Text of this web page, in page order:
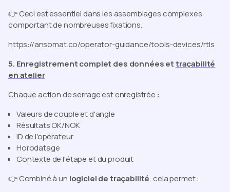
👉 Ceci est essentiel dans les assemblages complexes
comportant de nombreuses fixations.
https://ansomat.co/operator-guidance/tools-devices/rtls
5. Enregistrement complet des données ettraçabilité
en atelier
Chaque action de serrage est enregistrée :
Valeurs de couple et d'angle
Résultats OK/NOK
ID de l'opérateur
Horodatage
Contexte de l'étape et du produit
👉 Combiné à un logiciel de traçabilité, cela permet :